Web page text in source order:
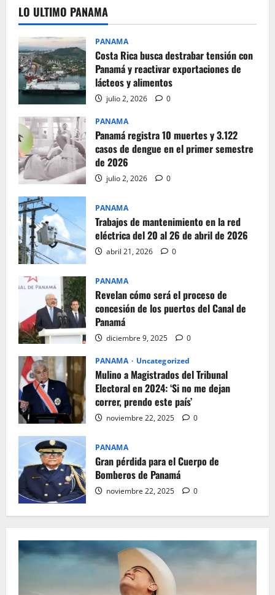
LO ULTIMO PANAMA
PANAMA
Costa Rica busca destrabar tensión con
Panamá y reactivar exportaciones de
lácteos y alimentos
julio 2, 2026 0
PANAMA
Panamá registra 10 muertes y 3.122
casos de dengue en el primer semestre
de 2026
julio 2, 2026 0
PANAMA
Trabajos de mantenimiento en la red
eléctrica del 20 al 26 de abril de 2026
abril 21, 2026 0
PANAMA
Revelan cómo será el proceso de
concesión de los puertos del Canal de
Panamá
diciembre 9, 2025 0
PANAMA Uncategorized
Mulino a Magistrados del Tribunal
Electoral en 2024: ‘Si no me dejan
correr, prendo este país’
noviembre 22, 2025 0
PANAMA
Gran pérdida para el Cuerpo de
Bomberos de Panamá
noviembre 22, 2025 0